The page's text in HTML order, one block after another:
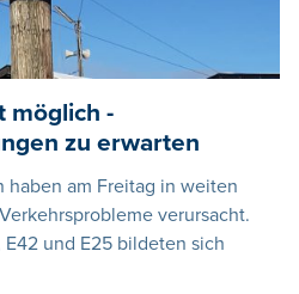
möglich -
zu erwarten
haben am Freitag in weiten
verursacht.
und E25 bildeten sich